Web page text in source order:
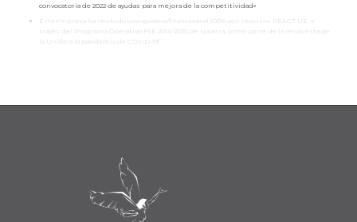
convocatoria de 2022 de ayudas para mejora de la competitividad»
Esta empresa ha recibido una ayuda cofinanciada al 100% con recursos REACT UE, a
través del Programa Operativo FSE 2014-2020 de Navarra, como parte de la respuesta de
la Unión a la pandemia de COVID-19”